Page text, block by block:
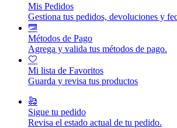
Mis Pedidos
Gestiona tus pedidos, devoluciones y
Métodos de Pago
Agrega y valida tus métodos de pago.
Mi lista de Favoritos
Guarda y revisa tus productos
Sigue tu pedido
Revisa el estado actual de tu pedido.